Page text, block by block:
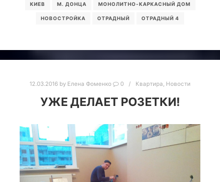
КИЕВ М. ДОНЦА МОНОЛИТНО-КАРКАСНЫЙ ДОМ
НОВОСТРОЙКА ОТРАДНЫЙ ОТРАДНЫЙ 4
12.03.2016 by Елена Фоменко 0 Квартира, Новости
УЖЕ ДЕЛАЕТ РОЗЕТКИ!